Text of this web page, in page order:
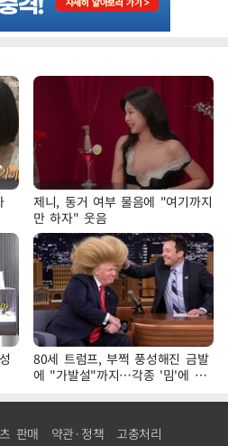
제니, 동거 여부 물음에 "여기까지
만 하자" 웃음
80세 트럼프, 부쩍 풍성해진 금발
에 "가발설"까지…각종 '밈'에 대
변인 해명
판매 약관·정책 고충처리